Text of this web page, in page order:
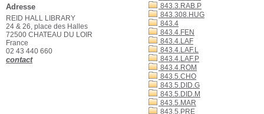
843.3.RAB.P
843.308.HUG
843.4
843.4.FEN
843.4.LAF
843.4.LAF.L
843.4.LAF.P
843.4.ROM
843.5.CHO
843.5.DID.G
843.5.DID.M
843.5.MAR
843.5.PRE
Adresse
REID HALL LIBRARY
24 & 26, place des Halles
72500 CHATEAU DU LOIR
France
02 43 440 660
contact